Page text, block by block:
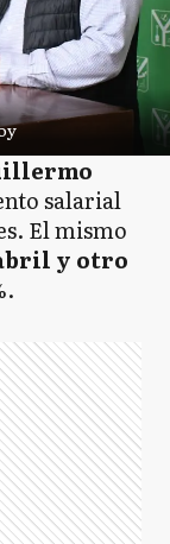
salarial
El mismo
y otro